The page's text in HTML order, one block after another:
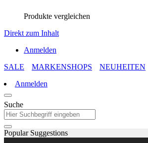
Produkte vergleichen
Direkt zum Inhalt
Anmelden
SALE
MARKENSHOPS NEUHEITEN
Anmelden
Suche
Popular Suggestions